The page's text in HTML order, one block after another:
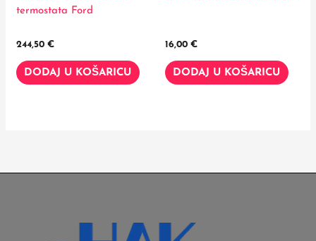
termostata Ford
244,50€
DODAJ U KOŠARICU
16,00 €
DODAJ U KOŠARICU